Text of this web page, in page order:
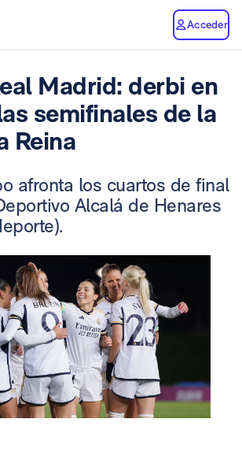
Acceder
Madrid: derbi en
semifinales de la
Reina
afronta los cuartos de final
Alcalá de Henares